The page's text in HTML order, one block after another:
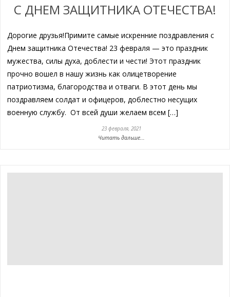
C ДНЕМ ЗАЩИТНИКА ОТЕЧЕСТВА!
Дорогие друзья!Примите самые искренние поздравления с
Днем защитника Отечества! 23 февраля — это праздник
мужества, силы духа, доблести и чести! Этот праздник
прочно вошел в нашу жизнь как олицетворение
патриотизма, благородства и отваги. В этот день мы
поздравляем солдат и офицеров, доблестно несущих
военную службу. От всей души желаем всем […]
23 февраля, 2021
Читать дальше...